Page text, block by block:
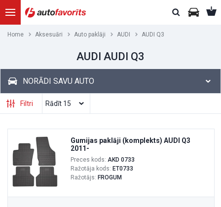
Home Aksesuāri Auto paklāji AUDI AUDI Q3
AUDI AUDI Q3
NORĀDI SAVU AUTO
Filtri
Gumijas paklāji (komplekts) AUDI Q3
2011-
Preces kods: AKD 0733
Ražotāja kods: ET0733
Ražotājs: FROGUM